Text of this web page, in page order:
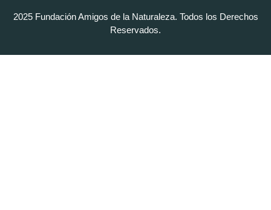
2025 Fundación Amigos de la Naturaleza. Todos los Derechos
Reservados.